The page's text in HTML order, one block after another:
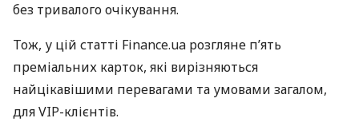
без тривалого очікування.
Тож, у цій статті Finance.ua розгляне п’ять
преміальних карток, які вирізняються
найцікавішими перевагами та умовами загалом,
для VIP-клієнтів.